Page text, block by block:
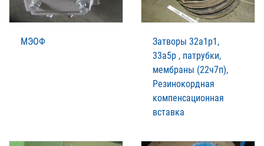
МЭОФ
Затворы 32а1р1,
33а5р , патрубки,
мембраны (22ч7п),
Резинокордная
компенсационная
вставка